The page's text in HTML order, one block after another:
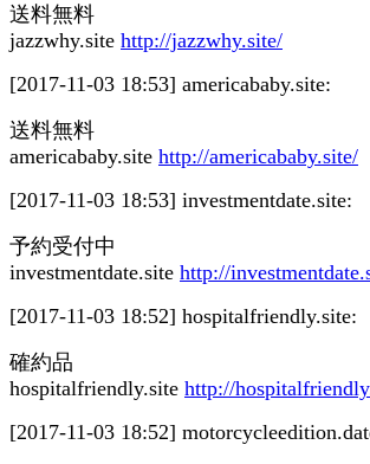
送料無料
jazzwhy.site http://jazzwhy.site/
[2017-11-03 18:53] americababy.site:
送料無料
americababy.site http://americababy.site/
[2017-11-03 18:53] investmentdate.site:
予約受付中
investmentdate.site http://
[2017-11-03 18:52] hospitalfriendly.site:
確約品
hospitalfriendly.site http://
[2017-11-03 18:52]